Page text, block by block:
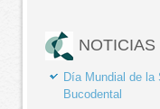
NOTICIAS
Día Mundial de la
Bucodental